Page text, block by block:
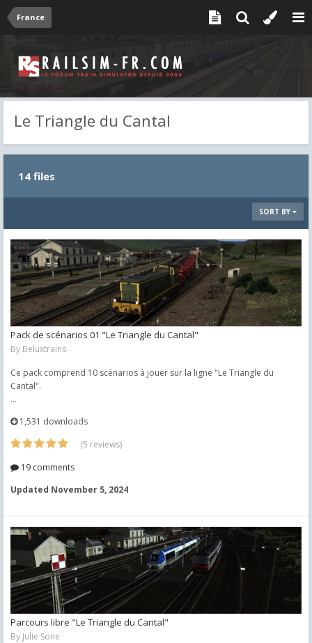
France
Le Triangle du Cantal
14 files
SORT BY
Pack de scénarios 01 "Le Triangle du Cantal"
By Beluxtrains
Ce pack comprend 10 scénarios à jouer sur la ligne "Le Triangle du
Cantal".
...
1,531 downloads
(5 reviews)
19 comments
Updated November 5, 2024
Parcours libre "Le Triangle du Cantal"
By Julie Sone